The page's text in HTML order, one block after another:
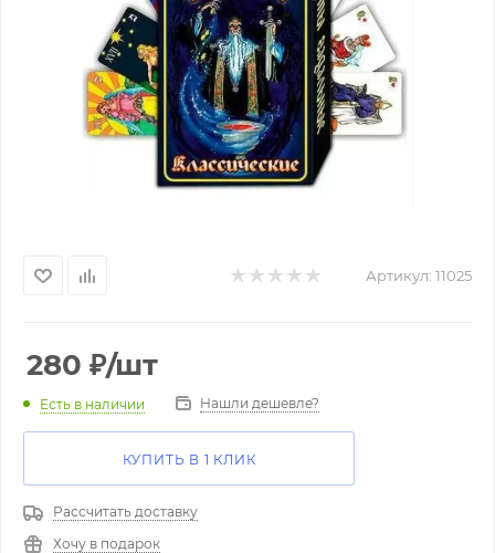
Артикул: 11025
280 ₽/шт
Есть в наличии Нашли дешевле?
КУПИТЬ В 1 КЛИК
Рассчитать доставку
Хочу в подарок